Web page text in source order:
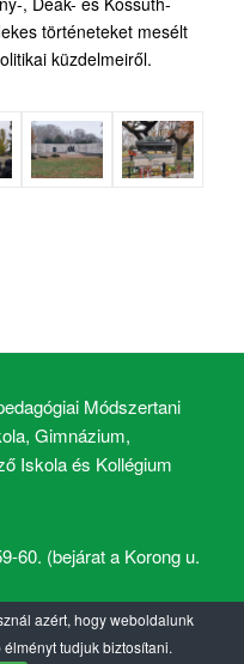
történeteket mesélt
küzdelmeiről.
Módszertani
Gimnázium,
Iskola és Kollégium
60. (bejárat a Korong u.
azért, hogy weboldalunk
tudjuk biztosítani.